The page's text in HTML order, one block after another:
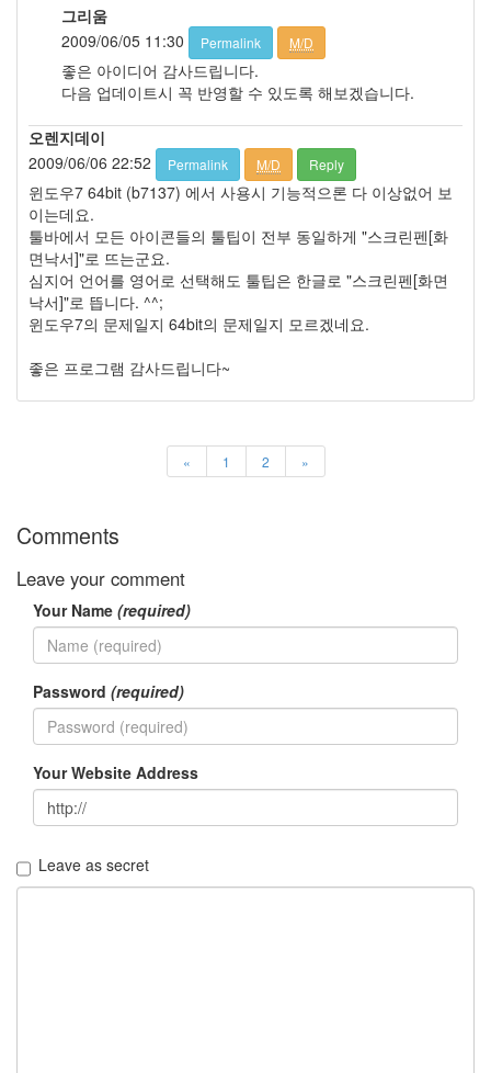
그리움
2009/06/05 11:30
Permalink M/D
좋은 아이디어 감사드립니다.
다음 업데이트시 꼭 반영할 수 있도록 해보겠습니다.
오렌지데이
2009/06/06 22:52
Permalink M/D Reply
윈도우7 64bit (b7137) 에서 사용시 기능적으론 다 이상없어 보
이는데요.
툴바에서 모든 아이콘들의 툴팁이 전부 동일하게 "스크린펜[화
면낙서]"로 뜨는군요.
심지어 언어를 영어로 선택해도 툴팁은 한글로 "스크린펜[화면
낙서]"로 뜹니다. ^^;
윈도우7의 문제일지 64bit의 문제일지 모르겠네요.
좋은 프로그램 감사드립니다~
« 1 2 »
Comments
Leave your comment
Your Name (required)
Password (required)
Your Website Address
Leave as secret
ASP.NET
6
Database
12
MYSQL
6
InterBase,
FireBird
2
Oracle
0
Paradox
1
PostgreSQL
스
리
눅
스
용
팁
10
스
프
로
래
밍